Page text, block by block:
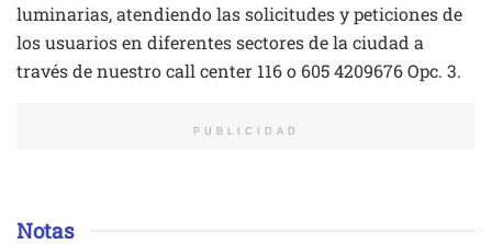
luminarias, atendiendo las solicitudes y peticiones de
los usuarios en diferentes sectores de la ciudad a
través de nuestro call center 116 o 605 4209676 Opc. 3.
PUBLICIDAD
Notas